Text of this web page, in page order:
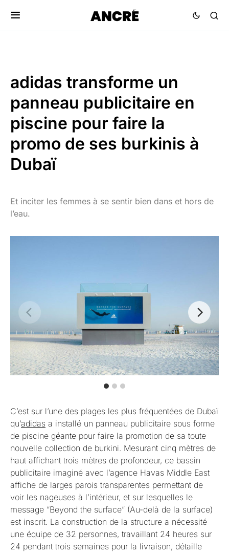
adidas transforme un
panneau publicitaire en
piscine pour faire la
promo de ses burkinis à
Dubaï
Et inciter les femmes à se sentir bien dans et hors de
l’eau.
C’est sur l’une des plages les plus fréquentées de Dubaï
qu’adidas a installé un panneau publicitaire sous forme
de piscine géante pour faire la promotion de sa toute
nouvelle collection de burkini. Mesurant cinq mètres de
haut affichant trois mètres de profondeur, ce bassin
publicitaire imaginé avec l’agence Havas Middle East
affiche de larges parois transparentes permettant de
voir les nageuses à l’intérieur, et sur lesquelles le
message “Beyond the surface” (Au-delà de la surface)
est inscrit. La construction de la structure a nécessité
une équipe de 32 personnes, travaillant 24 heures sur
24 pendant trois semaines pour la livraison, détaille